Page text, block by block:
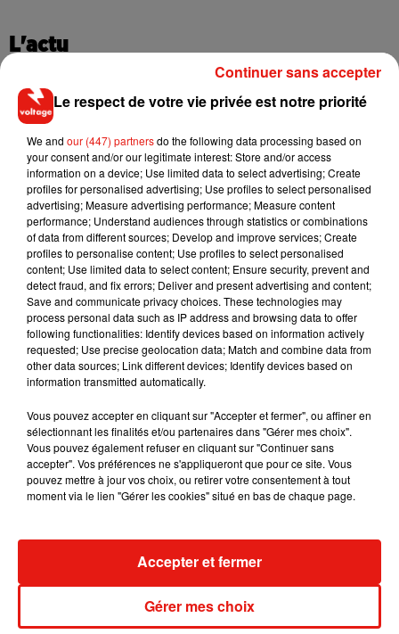
L'actu
Netflix lance un immense Book
Festival gratuit à Paris
Des DJ sets
Tour Eiffel !
VOIR PLUS
Ça buzze
Le respect de votre vie privée est notre priorité
We and our (447) partnersdo the following data processing based on
your consent and/or our legitimate interest: Store and/or access
information on a device; Use limited data to select advertising; Create
profiles for personalised advertising; Use profiles to select personalised
advertising; Measure advertising performance; Measure content
performance; Understand audiences through statistics or combinations
of data from different sources; Develop and improve services; Create
profiles to personalise content; Use profiles to select personalised
content; Use limited data to select content; Ensure security, prevent and
detect fraud, and fix errors; Deliver and present advertising and content;
Save and communicate privacy choices. These technologies may
process personal data such as IP address and browsing data to offer
following functionalities: Identify devices based on information actively
requested; Use precise geolocation data; Match and combine data from
other data sources; Link different devices; Identify devices based on
information transmitted automatically.
Vous pouvez accepter en cliquant sur "Accepter et fermer", ou affiner en
sélectionnant les finalités et/ou partenaires dans "Gérer mes choix".
Vous pouvez également refuser en cliquant sur "Continuer sans
accepter". Vos préférences ne s'appliqueront que pour ce site. Vous
pouvez mettre à jour vos choix, ou retirer votre consentement à tout
moment via le lien "Gérer les cookies" situé en bas de chaque page.
Gérer mes choix
Accepter et fermer
Continuer sans accepter